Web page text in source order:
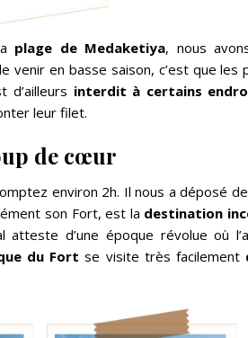
plage de Medaketiya, nous
venir en basse saison, c’est que
d’ailleurs interdit à certains
leur filet.
de cœur
environ 2h. Il nous a déposé
son Fort, est la destination
atteste d’une époque révolue où
du Fort se visite très facilement